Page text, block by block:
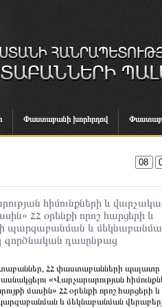
Փաստաբանի խորհրդով
հիմունքների և
ՀՀ օրենքի որոշ հարցերի և
պարզաբանման և
գործնական դասընթաց
ՀՀ փաստաբանների պալատը
«Վարչարարության
մասին» ՀՀ օրենքի որոշ հարցերի և
և մեկնաբանման